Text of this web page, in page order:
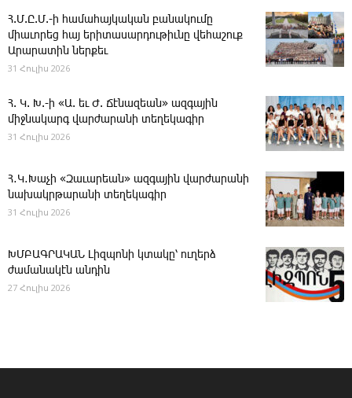
Հ.Մ.Ը.Մ.-ի համահայկական բանակումը
միաւորեց հայ երիտասարդութիւնը վեհաշուք
Արարատին ներքեւ
31 Հուլիս 2026
Հ. Կ. Խ.-ի «Ա. եւ Ժ. ­Ճէնազեան» ազգային
միջնակարգ վարժարանի տեղեկագիր
31 Հուլիս 2026
Հ․Կ․Խաչի «Զաւարեան» ազգային վարժարանի
նախակրթարանի տեղեկագիր
31 Հուլիս 2026
ԽՄԲԱԳՐԱԿԱՆ ­Լիզպոնի կտակը՝ ուղերձ
ժամանակէն անդին
27 Հուլիս 2026